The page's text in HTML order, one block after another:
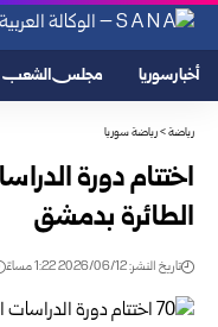
أخبار سوريا مجلس الشعب
رياضة>رياضة سوريا
اختتام دورة
الطائرة بدمشق
تاريخ النشر: 2026/06/12 1:22 مساءً